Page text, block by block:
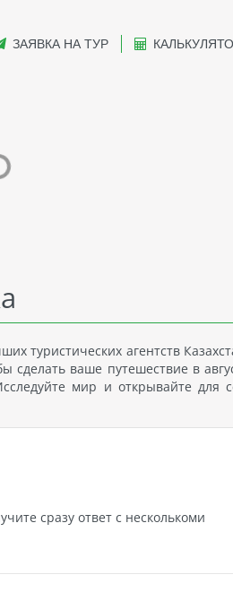
ЗАЯВКА НА ТУР
туристических агентств
ваше путешествие в
мир и открывайте для
сразу ответ с несколькоми